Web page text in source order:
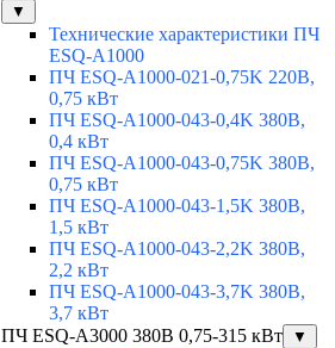
▼
Технические характеристики ПЧ
ESQ-A1000
ПЧ ESQ-A1000-021-0,75K 220В,
0,75 кВт
ПЧ ESQ-A1000-043-0,4K 380В,
0,4 кВт
ПЧ ESQ-A1000-043-0,75K 380В,
0,75 кВт
ПЧ ESQ-A1000-043-1,5K 380В,
1,5 кВт
ПЧ ESQ-A1000-043-2,2K 380В,
2,2 кВт
ПЧ ESQ-A1000-043-3,7K 380В,
3,7 кВт
ПЧ ESQ-A3000 380В 0,75-315 кВт
▼